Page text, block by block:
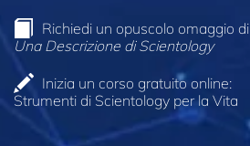
Richiedi un opuscolo omaggio di
Una Descrizione di Scientology
Inizia un corso gratuito online:
Strumenti di Scientology per la Vita